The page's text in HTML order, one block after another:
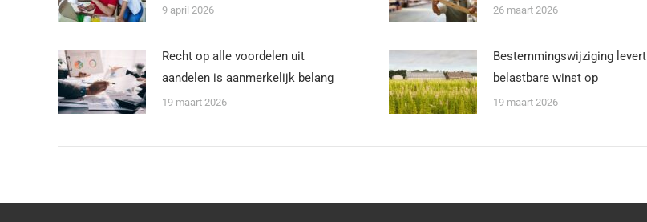
9 april 2026 26 maart 2026
Recht op alle voordelen uit
aandelen is aanmerkelijk belang
19 maart 2026
Bestemmingswijziging levert
belastbare winst op
19 maart 2026